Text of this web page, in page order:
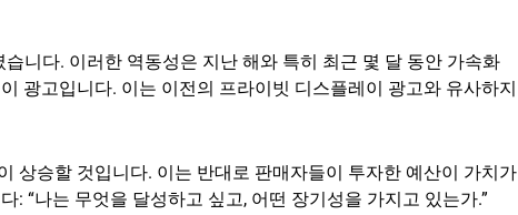
니다. 이러한 역동성은 지난 해와 특히 최근 몇 달 동안 가속화
광고입니다. 이는 이전의 프라이빗 디스플레이 광고와 유사하지
상승할 것입니다. 이는 반대로 판매자들이 투자한 예산이 가치가
“나는 무엇을 달성하고 싶고, 어떤 장기성을 가지고 있는가.”